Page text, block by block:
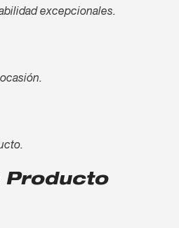
excepcionales.
Producto